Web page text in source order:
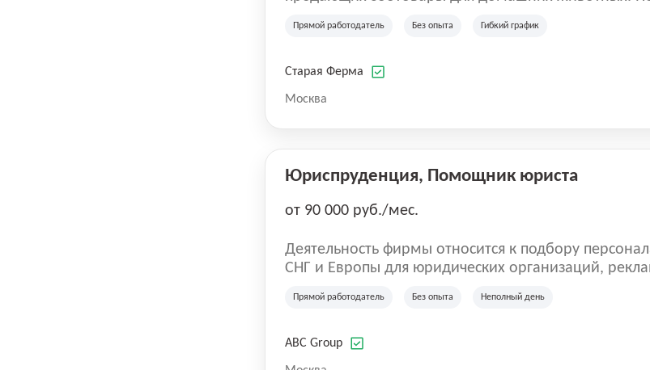
крупнейших маркетплейсах России (Wildberries,
товаров по всей территории России и за ее
SKU, премиальные бренды кормов и собственные
Прямой работодатель Без опыта Гибкий график
Старая Ферма
Москва
Юриспруденция, Помощник юриста
от 90 000 руб./мес.
Деятельность фирмы относится к подбору
СНГ и Европы для юридических организаций,
Прямой работодатель Без опыта Неполный день
ABC Group